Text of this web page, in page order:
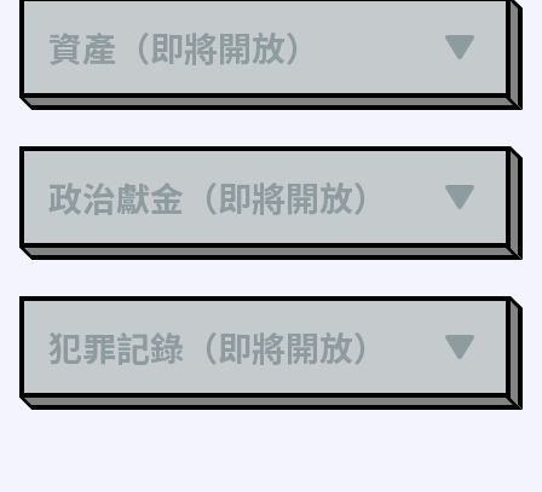
資產（即將開放）
政治獻金（即將開放）
犯罪記錄（即將開放）